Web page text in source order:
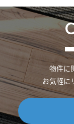
物件に
お気軽に